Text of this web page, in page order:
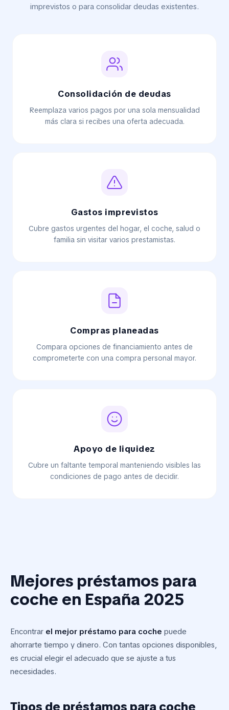
imprevistos o para consolidar deudas existentes.
Consolidación de deudas
Reemplaza varios pagos por una sola mensualidad
más clara si recibes una oferta adecuada.
Gastos imprevistos
Cubre gastos urgentes del hogar, el coche, salud o
familia sin visitar varios prestamistas.
Compras planeadas
Compara opciones de financiamiento antes de
comprometerte con una compra personal mayor.
Apoyo de liquidez
Cubre un faltante temporal manteniendo visibles las
condiciones de pago antes de decidir.
Mejores préstamos para
coche en España 2025
Encontrar el mejor préstamo para coche puede
ahorrarte tiempo y dinero. Con tantas opciones disponibles,
es crucial elegir el adecuado que se ajuste a tus
necesidades.
Tipos de préstamos para coche